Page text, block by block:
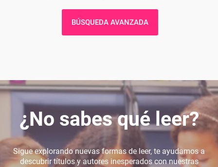
BÚSQUEDA AVANZADA
¿No sabes qué leer?
Sigue explorando nuevas formas de leer, te ayudamos a
descubrir títulos y autores inesperados con nuestras